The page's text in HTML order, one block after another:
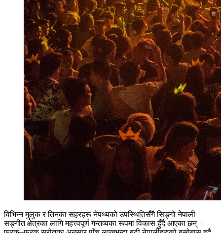
विभिन्न मुलुक र तिनका सहरहरू नेपथ्यको उपस्थितिसँगै सिङ्गो नेपाली
सङ्गीत क्षेत्रका लागि महत्त्वपूर्ण गन्तव्यका रूपमा विकास हुँदै आएका छन् ।